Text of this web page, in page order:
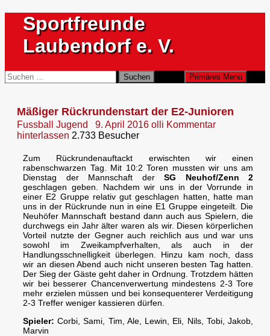
Inhalt
springen
Sportfreunde
Laubendorf e. V.
Suchen Primäres Menü
Suchen
nach:
Mäßiger Rückrundenstart der E2-Junioren
Fussball Jugend 9. April 2016 olli Kommentar
hinterlassen 2.733 Besucher
Zum Rückrundenauftackt erwischten wir einen
rabenschwarzen Tag. Mit 10:2 Toren mussten wir uns am
Dienstag der Mannschaft der SG Neuhof/Zenn 2
geschlagen geben. Nachdem wir uns in der Vorrunde in
einer E2 Gruppe relativ gut geschlagen hatten, hatte man
uns in der Rückrunde nun in eine E1 Gruppe eingeteilt. Die
Neuhöfer Mannschaft bestand dann auch aus Spielern, die
durchwegs ein Jahr älter waren als wir. Diesen körperlichen
Vorteil nutzte der Gegner auch reichlich aus und war uns
sowohl im Zweikampfverhalten, als auch in der
Handlungsschnelligkeit überlegen. Hinzu kam noch, dass
wir an diesen Abend auch nicht unseren besten Tag hatten.
Der Sieg der Gäste geht daher in Ordnung. Trotzdem hätten
wir bei besserer Chancenverwertung mindestens 2-3 Tore
mehr erzielen müssen und bei konsequenterer Verdeitigung
2-3 Treffer weniger kassieren dürfen.
Spieler:Corbi, Sami, Tim, Ale, Lewin, Eli, Nils, Tobi, Jakob,
Marvin